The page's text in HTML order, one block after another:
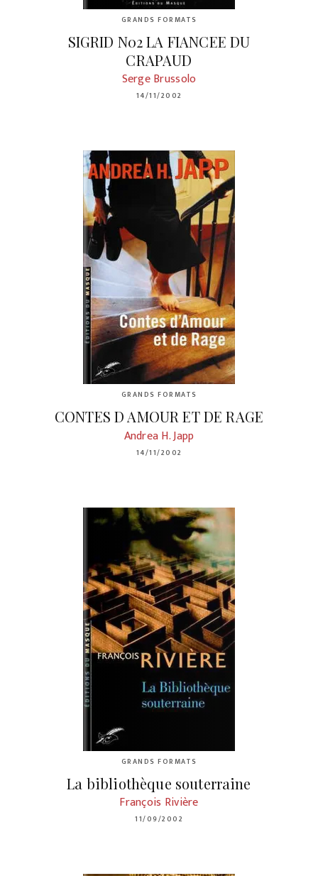
GRANDS FORMATS
SIGRID N02 LA FIANCEE DU
CRAPAUD
Serge Brussolo
14/11/2002
GRANDS FORMATS
CONTES D AMOUR ET DE RAGE
Andrea H. Japp
14/11/2002
GRANDS FORMATS
La bibliothèque souterraine
François Rivière
11/09/2002